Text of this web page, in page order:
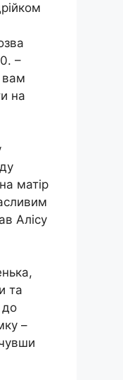
–
вам
на
матір
Алісу
та
до
–